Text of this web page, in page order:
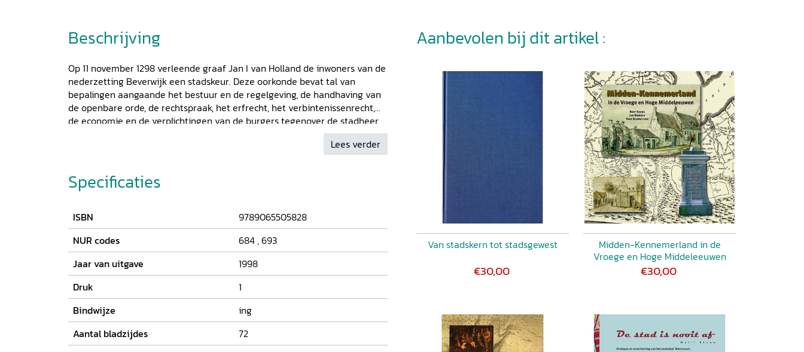
Beschrijving
Op 11 november 1298 verleende graaf Jan I van Holland de inwoners van de
nederzetting Beverwijk een stadskeur. Deze oorkonde bevat tal van
bepalingen aangaande het bestuur en de regelgeving, de handhaving van
de openbare orde, de rechtspraak, het erfrecht, het verbintenissenrecht,
de economie en de verplichtingen van de burgers tegenover de stadheer
en hun eigen gemeenschap. Door het bezit van de keur onderscheidde
Beverwijk zich voortaan juridisch van het omringende platteland. Het kon
wordt in dit boek uitgegeven met daarnaast een vertaling in modern
Nederlands. In de inleiding bij deze editie worden de resultaten
Belangrijke vragen zijn hierbij. Wat was de achtergrond van de
privilegiëring? Welke personen en gebeurtenissen leidden tot verlenen van
stadrecht? Hoe kwam het stuk tot stand en welke veranderingen bracht
het feitelijk teweeg? Deze vraagstukken worden op verschillende
manieren aangepakt. Eerst onderzoeken de auteurs het schrift van het
document en de herkomst van zijn bewoordingen en plaatsen de
uitvaardiging in het politieke, economische en maatschappelijke milieu van
de tijd. Op basis van historisch-geografische, topografische en
archeologische onderzoeksresultaten beschrijven ze vervolgens onder
meer de waterstaatkundige ontwikkelingen in het dertiende-eeuwse
Kennemerland en de invloed daarvan op de verkeersgeografie, en de
Lees verder
Specificaties
ISBN
9789065505828
NUR codes
684 ,693
Jaar van uitgave
1998
Druk
1
Bindwijze
ing
Aantal bladzijdes
72
Aanbevolen bij dit artikel :
Van stadskern tot stadsgewest
€30,00
Midden-Kennemerland in de
Vroege en Hoge Middeleeuwen
€30,00